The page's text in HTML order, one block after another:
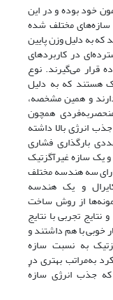
خود بوده و در این
سازه‌های مختلف شده
به دلیل وزن پایین
در کاربردهای
قرار می‌گیرند. نوع
هستند که به دلیل
و همین مشخصه،
همچون
انرژی بالا داشته
بارگذاری فشاری
یک سازه غیرآگزتیک
سه هندسه مختلف
و یک هندسه
از روش ساخت
تجربی با نتایج
خوبی با هم داشتند و
به نسبت سازه
به‌مراتب بهتری در
جذب انرژی سازهٔ